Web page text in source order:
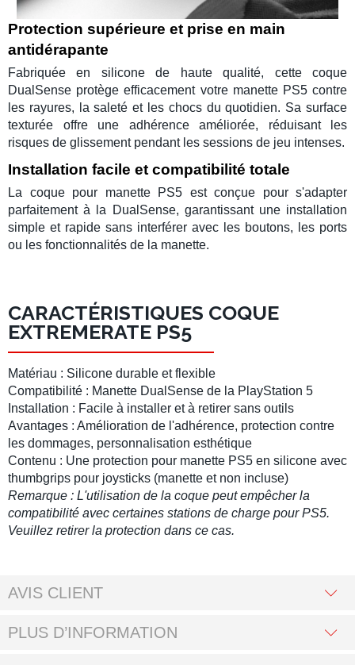
Protection supérieure et prise en main
antidérapante
Fabriquée en silicone de haute qualité, cette coque
DualSense protège efficacement votre manette PS5contre
les rayures, la saleté et les chocs du quotidien. Sa surface
texturée offre une adhérence améliorée, réduisant les
risques de glissement pendant les sessions de jeu intenses.
Installation facile et compatibilité totale
La coque pour manette PS5 est conçue pour s'adapter
parfaitement à la
DualSense, garantissant une installation
simple et rapide sans interférer avec les boutons, les ports
ou les fonctionnalités de la manette.
CARACTÉRISTIQUES COQUE
EXTREMERATE PS5
Matériau : Silicone durable et flexible
Compatibilité : Manette DualSense de la PlayStation 5
Installation : Facile à installer et à retirer sans outils
Avantages : Amélioration de l'adhérence, protection contre
les dommages, personnalisation esthétique
Contenu : Une protection pour manette PS5 en silicone avec
thumbgrips pour joysticks (manette et non incluse)
Remarque : L'utilisation de la coque peut empêcher la
compatibilité avec certaines stations de charge pourPS5.
Veuillez retirer la protection dans ce cas.
AVIS CLIENT
PLUS D’INFORMATION